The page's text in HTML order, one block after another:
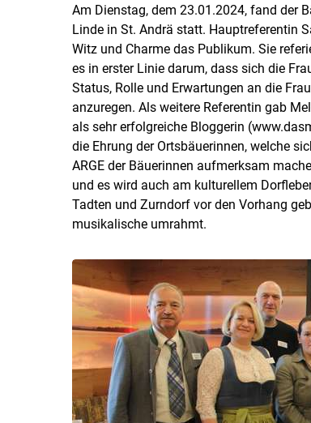
Am Dienstag, dem 23.01.2024, fand der
Linde in St. Andrä statt. Hauptreferentin
Witz und Charme das Publikum. Sie
es in erster Linie darum, dass sich die
Status, Rolle und Erwartungen an die
anzuregen. Als weitere Referentin gab
als sehr erfolgreiche Bloggerin
die Ehrung der Ortsbäuerinnen, welche
ARGE der Bäuerinnen aufmerksam
und es wird auch am kulturellem
Tadten und Zurndorf vor den Vorhang
musikalische umrahmt.